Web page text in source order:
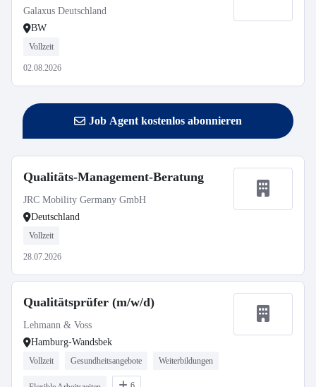
Galaxus Deutschland
BW
Vollzeit
02.08.2026
Job Agent kostenlos abonnieren
Qualitäts-Management-Beratung
JRC Mobility Germany GmbH
Deutschland
Vollzeit
28.07.2026
Qualitätsprüfer (m/w/d)
Lehmann & Voss
Hamburg-Wandsbek
Vollzeit Gesundheitsangebote Weiterbildungen